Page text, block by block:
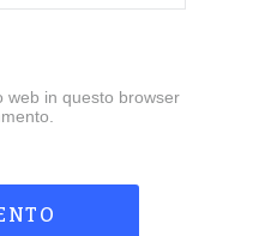
web in questo browser